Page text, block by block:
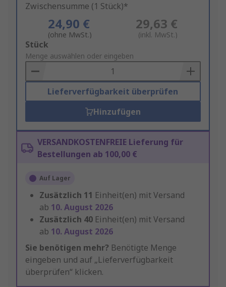
Zwischensumme (1 Stück)*
24,90 €
(ohne MwSt.)
29,63 €
(inkl. MwSt.)
Add
to
Basket
Stück
Menge auswählen oder eingeben
Lieferverfügbarkeit überprüfen
Hinzufügen
VERSANDKOSTENFREIE Lieferung für
Bestellungen ab 100,00 €
Auf Lager
Zusätzlich 11 Einheit(en) mit Versand
ab 10. August 2026
Zusätzlich 40 Einheit(en) mit Versand
ab 10. August 2026
Sie benötigen mehr? Benötigte Menge
eingeben und auf „Lieferverfügbarkeit
überprüfen“ klicken.